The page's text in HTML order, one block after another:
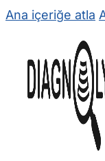
Ana içeriğe atla